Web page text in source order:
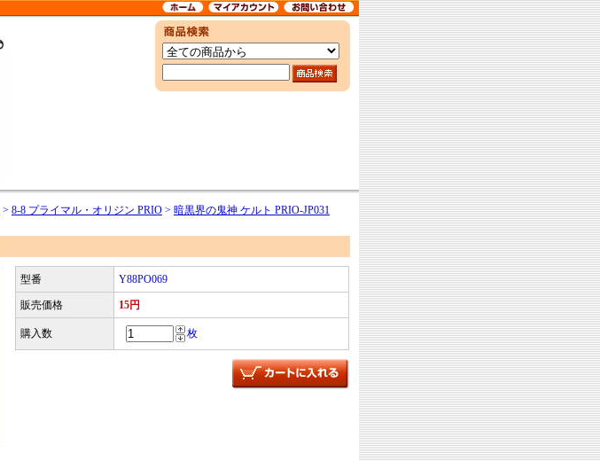
> 8-8 プライマル・オリジン PRIO > 暗黒界の鬼神 ケルト PRIO-JP031
型番 Y88PO069
販売価格 15円
購入数 枚